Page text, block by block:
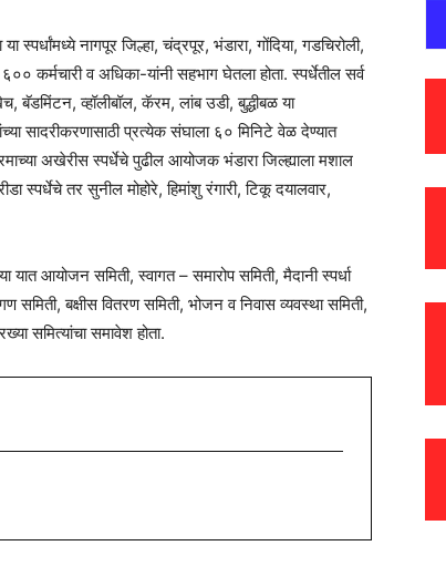
नागपूर जिल्हा, चंद्रपूर, भंडारा, गोंदिया, गडचिरोली,
कर्मचारी व अधिका-यांनी सहभाग घेतला होता. स्पर्धेतील सर्व
व्हॉलीबॉल, कॅरम, लांब उडी, बुद्धीबळ या
सादरीकरणासाठी प्रत्येक संघाला ६० मिनिटे वेळ देण्यात
अखेरीस स्पर्धेचे पुढील आयोजक भंडारा जिल्ह्याला मशाल
स्पर्धेचे तर सुनील मोहोरे, हिमांशु रंगारी, टिकू दयालवार,
यात आयोजन समिती, स्वागत – समारोप समिती, मैदानी स्पर्धा
समिती, बक्षीस वितरण समिती, भोजन व निवास व्यवस्था समिती,
समित्यांचा समावेश होता.